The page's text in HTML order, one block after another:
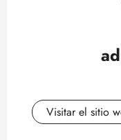
Visitar el sitio